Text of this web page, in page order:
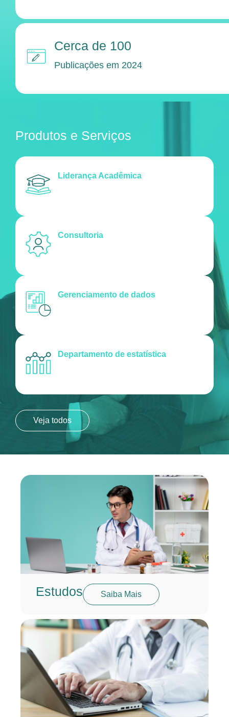
Cerca de 100
Publicações em 2024
Produtos e Serviços
Liderança Acadêmica
Consultoria
Gerenciamento de dados
Departamento de estatística
Veja todos
Estudos Saiba Mais